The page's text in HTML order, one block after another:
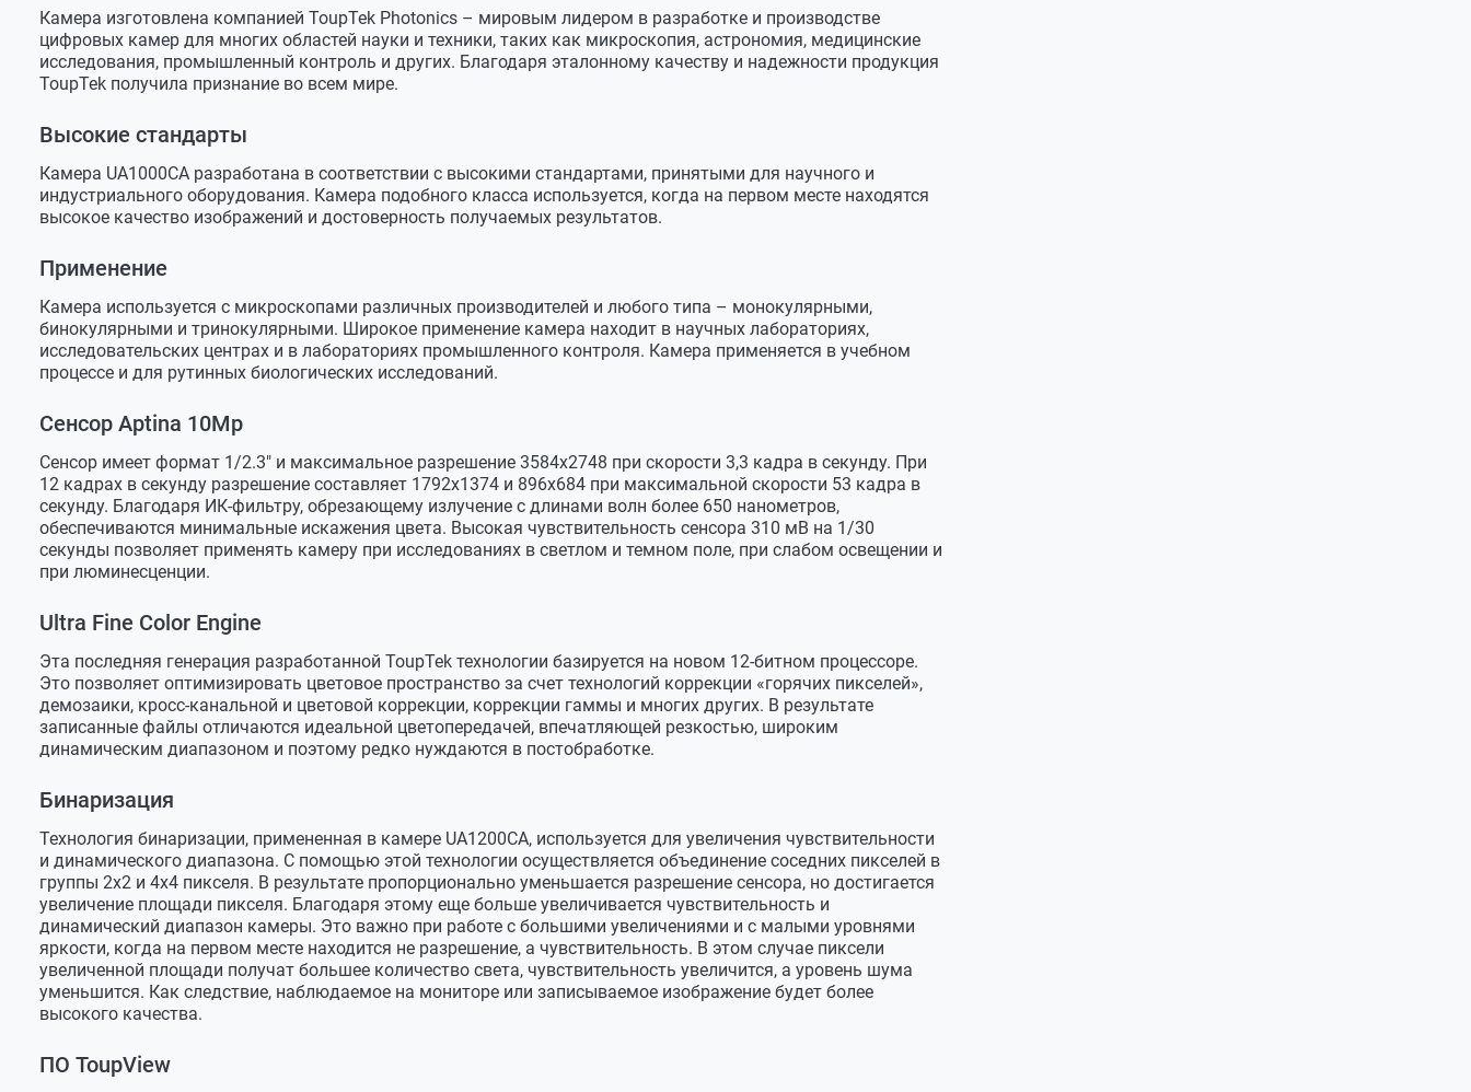
Камера изготовлена компанией ToupTek Photonics – мировым лидером в разработке и производстве
цифровых камер для многих областей науки и техники, таких как микроскопия, астрономия, медицинские
исследования, промышленный контроль и других. Благодаря эталонному качеству и надежности продукция
ToupTek получила признание во всем мире.
Высокие стандарты
Камера UA1000CA разработана в соответствии с высокими стандартами, принятыми для научного и
индустриального оборудования. Камера подобного класса используется, когда на первом месте находятся
высокое качество изображений и достоверность получаемых результатов.
Применение
Камера используется с микроскопами различных производителей и любого типа – монокулярными,
бинокулярными и тринокулярными. Широкое применение камера находит в научных лабораториях,
исследовательских центрах и в лабораториях промышленного контроля. Камера применяется в учебном
процессе и для рутинных биологических исследований.
Сенсор Aptina 10Мр
Сенсор имеет формат 1/2.3" и максимальное разрешение 3584х2748 при скорости 3,3 кадра в секунду. При
12 кадрах в секунду разрешение составляет 1792х1374 и 896х684 при максимальной скорости 53 кадра в
секунду. Благодаря ИК-фильтру, обрезающему излучение с длинами волн более 650 нанометров,
обеспечиваются минимальные искажения цвета. Высокая чувствительность сенсора 310 мВ на 1/30
секунды позволяет применять камеру при исследованиях в светлом и темном поле, при слабом освещении и
при люминесценции.
Ultra Fine Color Engine
Эта последняя генерация разработанной ToupTek технологии базируется на новом 12-битном процессоре.
Это позволяет оптимизировать цветовое пространство за счет технологий коррекции «горячих пикселей»,
демозаики, кросс-канальной и цветовой коррекции, коррекции гаммы и многих других. В результате
записанные файлы отличаются идеальной цветопередачей, впечатляющей резкостью, широким
динамическим диапазоном и поэтому редко нуждаются в постобработке.
Бинаризация
Технология бинаризации, примененная в камере UA1200CA, используется для увеличения чувствительности
и динамического диапазона. С помощью этой технологии осуществляется объединение соседних пикселей в
группы 2х2 и 4х4 пикселя. В результате пропорционально уменьшается разрешение сенсора, но достигается
увеличение площади пикселя. Благодаря этому еще больше увеличивается чувствительность и
динамический диапазон камеры. Это важно при работе с большими увеличениями и с малыми уровнями
яркости, когда на первом месте находится не разрешение, а чувствительность. В этом случае пиксели
увеличенной площади получат большее количество света, чувствительность увеличится, а уровень шума
уменьшится. Как следствие, наблюдаемое на мониторе или записываемое изображение будет более
высокого качества.
ПО ToupView
Формат сенсора 1/2.3" (6,94 мм)
Размер сенсора
Режим съемки фото / видео
Формат файлов видео WMV, MP4, AVI
Формат файлов фото
Разрешение
Разрешение максимальное 3584х2748
Разрешение (3,3 к/с) 3584х2748
Разрешение (12 к/с)
Изображение
ИК-фильтр есть
Спектральный диапазон 380-650 нм
Разрядность 8 bit
Технология Ultra Fine Color Engine есть
Чувствительность (550 нм) 310 мВ (1/30 с)
Программные возможности
Операционная система Win / Mac OS / Linux / Android
Программное обеспечение ToupView
Режимы экспозиции авто / ручной
Диапазон выдержек
Переходник 23.2 / 30.0 мм
Переходник 23.2 / 30.5 мм
Кабель USB2.0 A / B 2 м
Руководство по эксплуатации
Где производится данный товар: 28731
Служба поддержки
Добрый день. Артикул произведен в Китае по заказу и под контролем нашей компании в РФ.